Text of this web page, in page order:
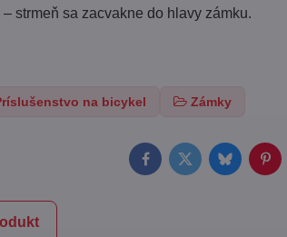
strmeň sa zacvakne do hlavy zámku.
na bicykel Zámky
FacebookTwitterBluesky